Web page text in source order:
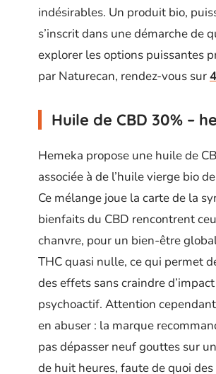
indésirables. Un produit bio,
s’inscrit dans une démarche de
explorer les options puissantes
par Naturecan, rendez-vous sur
Huile de CBD 30% –
Hemeka propose une huile de
associée à de l’huile vierge bio
Ce mélange joue la carte de la
bienfaits du CBD rencontrent
chanvre, pour un bien-être
THC quasi nulle, ce qui permet
des effets sans craindre d’impact
psychoactif. Attention
en abuser : la marque
pas dépasser neuf gouttes sur
de huit heures, faute de quoi